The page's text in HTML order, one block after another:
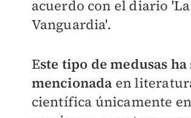
acuerdo con el diario 'La
Vanguardia'.
Este tipo de medusas ha
mencionada en
científica únicamente